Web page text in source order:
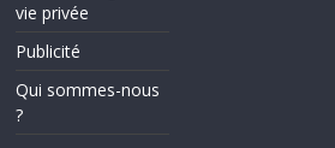
vie privée
Publicité
Qui sommes-nous
?